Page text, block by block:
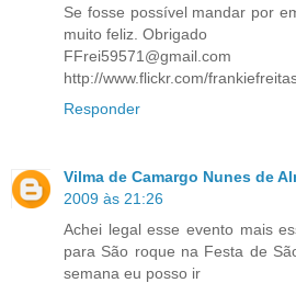
Se fosse possível mandar por
muito feliz. Obrigado
FFrei59571@gmail.com
http://www.flickr.com/
Responder
Vilma de Camargo Nunes de
2009 às 21:26
Achei legal esse evento mais
para São roque na Festa de
semana eu posso ir